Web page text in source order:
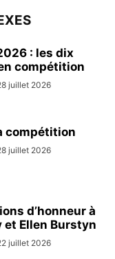
: les dix
compétition
juillet 2026
compétition
juillet 2026
d’honneur à
et Ellen Burstyn
juillet 2026